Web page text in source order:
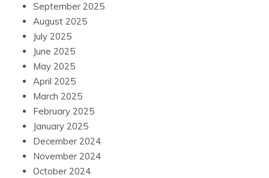
September 2025
August 2025
July 2025
June 2025
May 2025
April 2025
March 2025
February 2025
January 2025
December 2024
November 2024
October 2024